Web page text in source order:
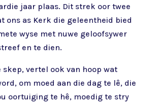
jaar plaas. Dit strek oor twee
ons as Kerk die geleentheid bied
wyse met nuwe geloofsywer
en te dien.
skep, vertel ook van hoop wat
om moed aan die dag te lê, die
oortuiging te hê, moedig te stry